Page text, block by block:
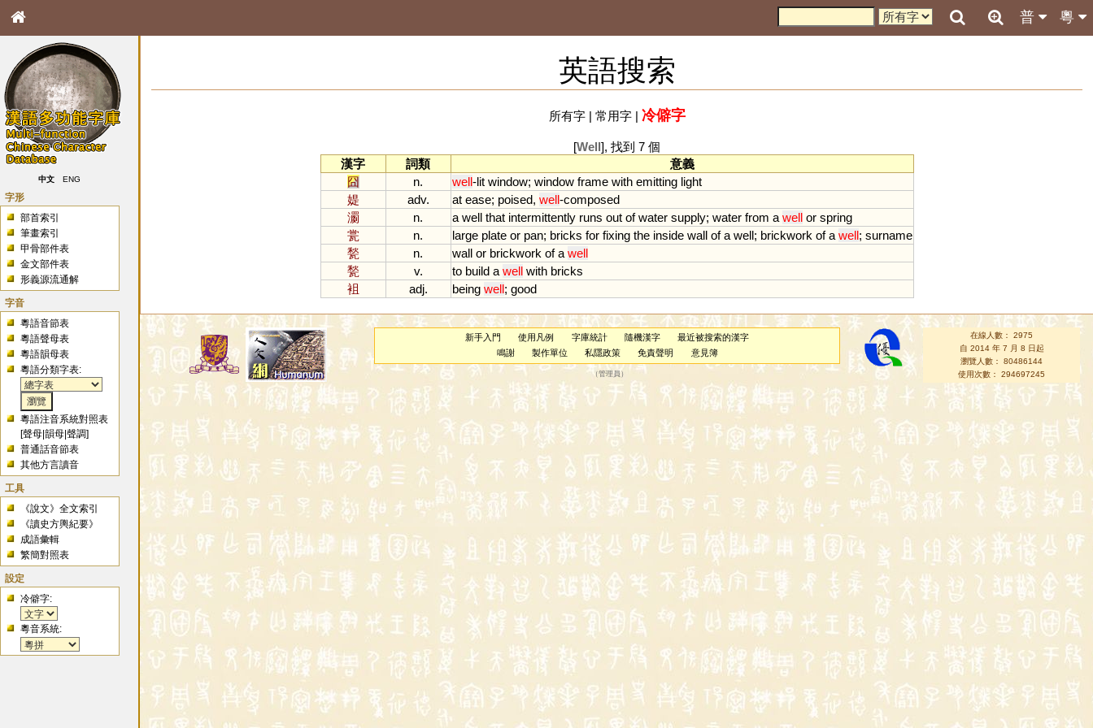
粵
普
中文 ENG
字形
部首索引
筆畫索引
甲骨部件表
金文部件表
形義源流通解
字音
粵語音節表
粵語聲母表
粵語韻母表
粵語分類字表:
粵語注音系統對照表
[聲母 |韻母 |聲調]
普通話音節表
其他方言讀音
工具
《說文》全文索引
《讀史方輿紀要》
成語彙輯
繁簡對照表
設定
冷僻字:
粵音系統:
英語搜索
所有字| 常用字| 冷僻字
[Well], 找到 7 個
漢字
詞類
意義
囧
n. well-lit window; window frame with emitting light
媞
adv. at ease; poised, well-composed
瀱
n. a well that intermittently runs out of water supply; water from a well or spring
瓽
n. large plate or pan; bricks for fixing the inside wall of a well; brickwork of a well; surname
甃
n. wall or brickwork of a well
甃
v. to build a well with bricks
袓
adj. being well; good
新手入門 使用凡例 字庫統計 隨機漢字
最近被搜索的漢字
鳴謝
製作單位 私隱政策 免責聲明 意見簿
（管理員 ）
在線人數： 2975
自 2014 年 7 月 8 日起
瀏覽人數： 80486144
使用次數： 294697245